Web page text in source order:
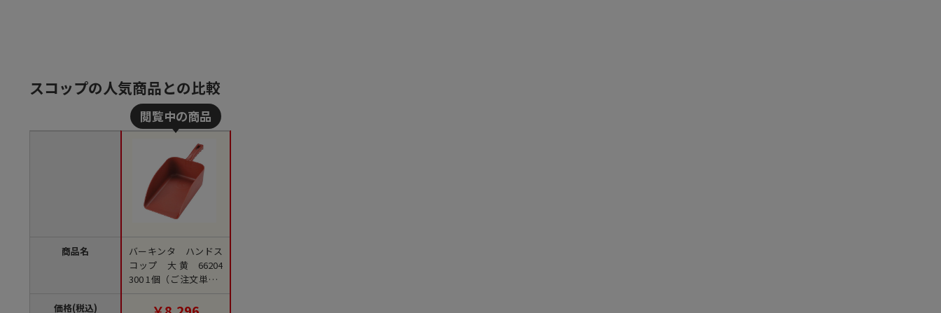
スコップの人気商品との比較
商品名
価格(税込)
バーキンタ ハンドス
コップ 大 黄 66204
300 1個（ご注文単位1
個）【直送品】